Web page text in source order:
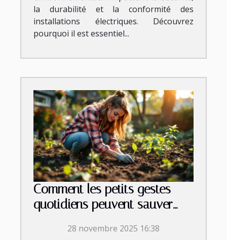
la durabilité et la conformité des
installations électriques. Découvrez
pourquoi il est essentiel...
Comment les petits gestes
quotidiens peuvent sauver
28 novembre 2025 16:38